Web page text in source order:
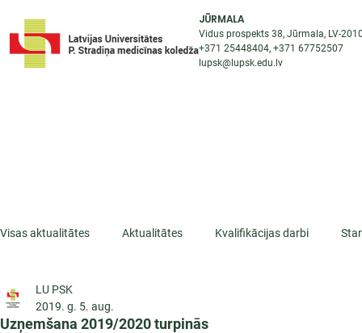
JŪRMALA
Vidus prospekts 38, Jūrmala, LV-
+371 25448404, +371 67752507
lupsk@lupsk.edu.lv
Visas aktualitātes Aktualitātes Kvalifikācijas darbi
ESF projekti
Uzņemšana 2019/2020 turpinās
LU PSK
2019. g. 5. aug.